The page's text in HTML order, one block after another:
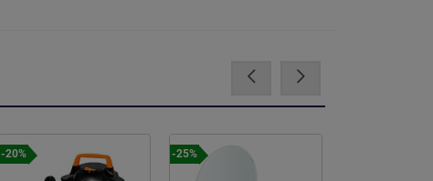
-20% -25%